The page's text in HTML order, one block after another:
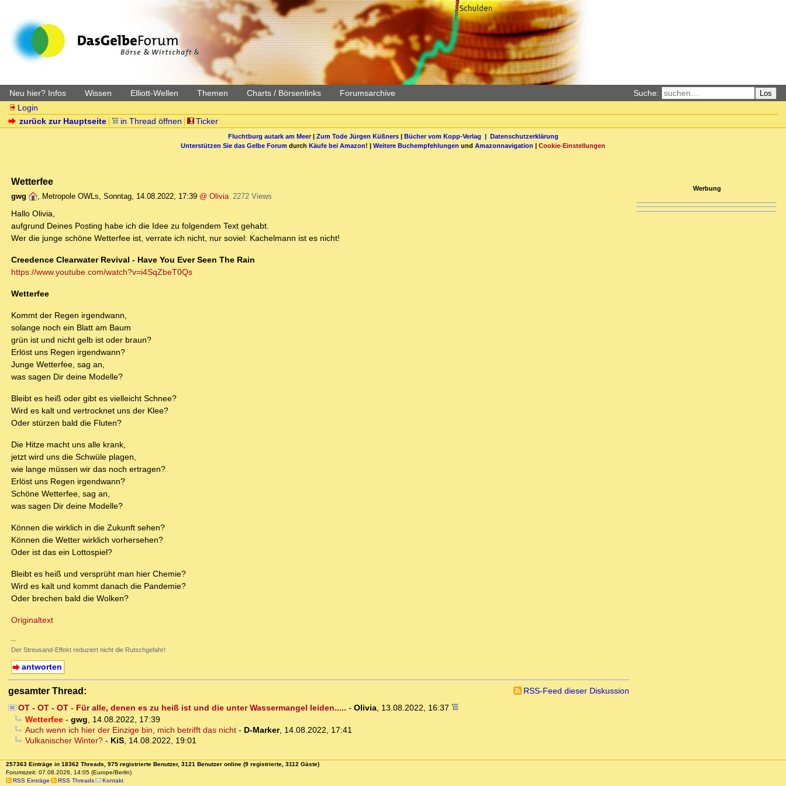
Neu hier? Infos Wissen Elliott-Wellen Themen Charts / Börsenlinks Forumsarchive Suche: Los
Login
zurück zur Hauptseite
in Thread öffnen Ticker
Fluchtburg autark am Meer| Zum Tode Jürgen Küßners| Bücher vom Kopp-Verlag | Datenschutzerklärung
Unterstützen Sie das Gelbe Forum durch Käufe bei Amazon! | Weitere Buchempfehlungen und Amazonnavigation | Cookie-Einstellungen
Wetterfee
gwg , Metropole OWLs, Sonntag, 14.08.2022, 17:39 @ Olivia 2272 Views
Hallo Olivia,
aufgrund Deines Posting habe ich die Idee zu folgendem Text gehabt.
Wer die junge schöne Wetterfee ist, verrate ich nicht, nur soviel: Kachelmann ist es nicht!
Creedence Clearwater Revival - Have You Ever Seen The Rain
https://www.youtube.com/watch?v=i4SqZbeT0Qs
Wetterfee
Kommt der Regen irgendwann,
solange noch ein Blatt am Baum
grün ist und nicht gelb ist oder braun?
Erlöst uns Regen irgendwann?
Junge Wetterfee, sag an,
was sagen Dir deine Modelle?
Bleibt es heiß oder gibt es vielleicht Schnee?
Wird es kalt und vertrocknet uns der Klee?
Oder stürzen bald die Fluten?
Die Hitze macht uns alle krank,
jetzt wird uns die Schwüle plagen,
wie lange müssen wir das noch ertragen?
Erlöst uns Regen irgendwann?
Schöne Wetterfee, sag an,
was sagen Dir deine Modelle?
Können die wirklich in die Zukunft sehen?
Können die Wetter wirklich vorhersehen?
Oder ist das ein Lottospiel?
Bleibt es heiß und versprüht man hier Chemie?
Wird es kalt und kommt danach die Pandemie?
Oder brechen bald die Wolken?
Originaltext
--
Der Streusand-Effekt reduziert nicht die Rutschgefahr!
antworten
gesamter Thread:
RSS-Feed dieser Diskussion
OT - OT - OT - Für alle, denen es zu heiß ist und die unter Wassermangel leiden..... - Olivia, 13.08.2022, 16:37
Wetterfee- gwg, 14.08.2022, 17:39
Auch wenn ich hier der Einzige bin, mich betrifft das nicht- D-Marker, 14.08.2022, 17:41
Vulkanischer Winter?- KiS, 14.08.2022, 19:01
Werbung
257363 Einträge in 18362 Threads, 975 registrierte Benutzer, 3121 Benutzer online (9 registrierte, 3112 Gäste)
Forumszeit: 07.08.2026, 14:05 (Europe/Berlin)
RSS Einträge
RSS Threads Kontakt